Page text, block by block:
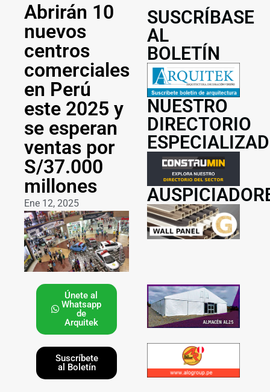
Abrirán 10
nuevos
centros
comerciales
en Perú
este 2025 y
se esperan
ventas por
S/37.000
millones
Ene 12, 2025
Únete al
Whatsapp
de
Arquitek
Suscríbete
al Boletín
SUSCRÍBASE
AL
BOLETÍN
NUESTRO
DIRECTORIO